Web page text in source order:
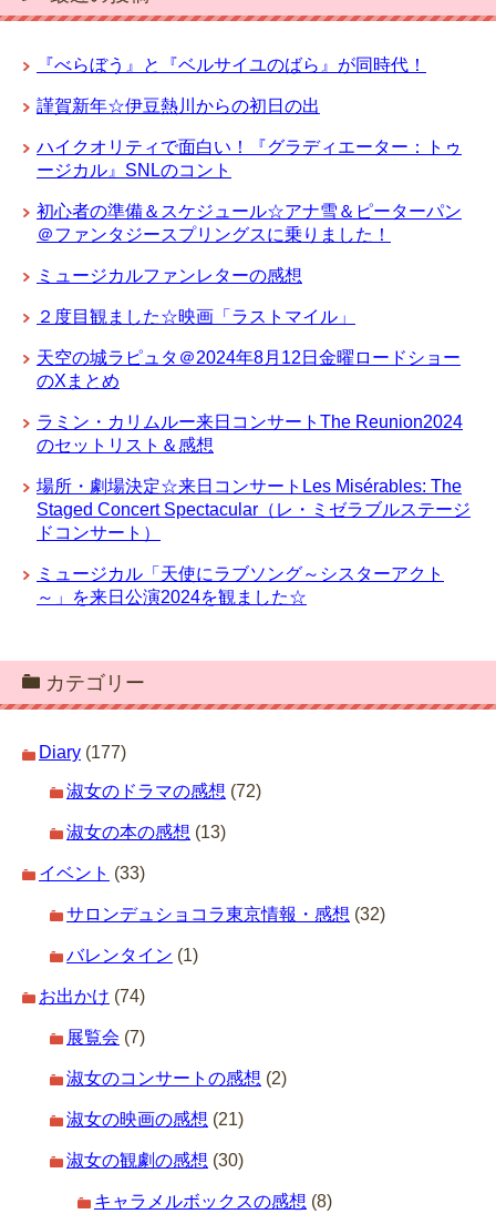
『べらぼう』と『ベルサイユのばら』が同時代！
謹賀新年☆伊豆熱川からの初日の出
ハイクオリティで面白い！『グラディエーター：トゥ
ージカル』SNLのコント
初心者の準備＆スケジュール☆アナ雪＆ピーターパン
＠ファンタジースプリングスに乗りました！
ミュージカルファンレターの感想
２度目観ました☆映画「ラストマイル」
天空の城ラピュタ＠2024年8月12日金曜ロードショー
のXまとめ
ラミン・カリムルー来日コンサートThe Reunion2024
のセットリスト＆感想
場所・劇場決定☆来日コンサートLes Misérables: The
Staged Concert Spectacular（レ・ミゼラブルステージ
ドコンサート）
ミュージカル「天使にラブソング～シスターアクト
～」を来日公演2024を観ました☆
カテゴリー
Diary (177)
淑女のドラマの感想 (72)
淑女の本の感想 (13)
イベント (33)
サロンデュショコラ東京情報・感想 (32)
バレンタイン (1)
お出かけ (74)
展覧会 (7)
淑女のコンサートの感想 (2)
淑女の映画の感想 (21)
淑女の観劇の感想 (30)
キャラメルボックスの感想 (8)